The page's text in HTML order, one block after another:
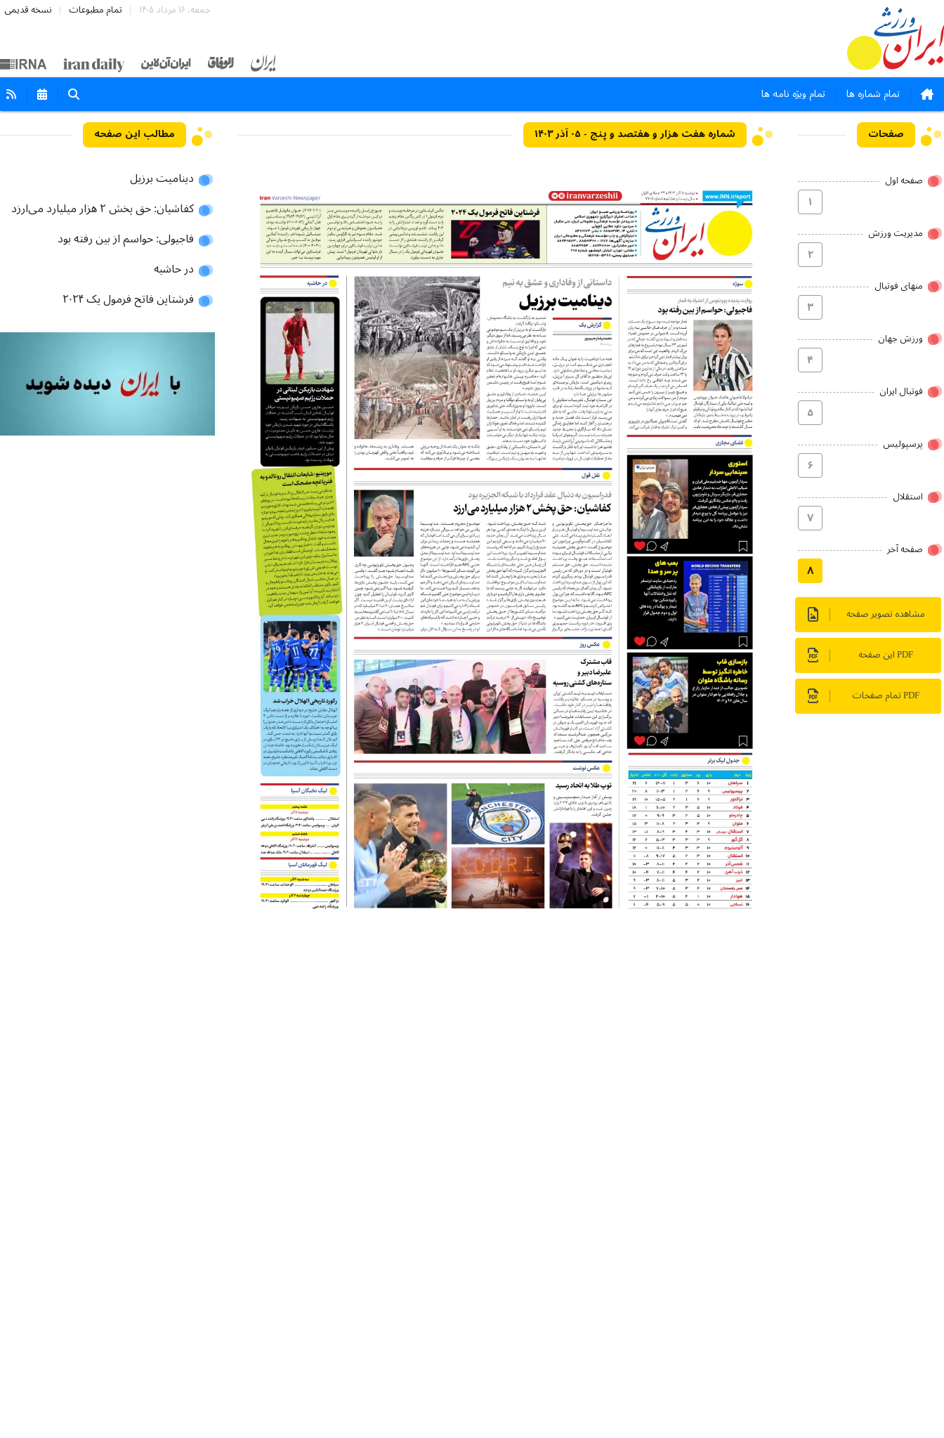
جمعه، ۱۶ مرداد ۱۴۰۵ تمام مطبوعات نسخه قدیمی
تمام شماره ها تمام ویژه نامه ها
صفحات
صفحه اول
۱
مدیریت ورزش
۲
منهای فوتبال
۳
ورزش جهان
۴
فوتبال ایران
۵
پرسپولیس
۶
استقلال
۷
صفحه آخر
۸
مشاهده تصویر صفحه
PDF این صفحه
PDF تمام صفحات
شماره هفت هزار و هفتصد و پنج - ۰۵ آذر ۱۴۰۳ مطالب این صفحه
دینامیت برزیل
کفاشیان: حق پخش ۲ هزار میلیارد می‌ارزد
فاجیولی: حواسم از بین رفته بود
در حاشیه
فرشتاپن فاتح فرمول یک ۲۰۲۴